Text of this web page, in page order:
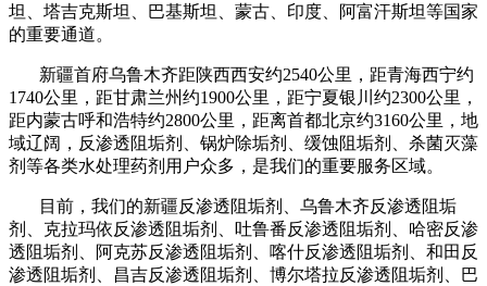
坦、塔吉克斯坦、巴基斯坦、蒙古、印度、阿富汗斯坦等国家
的重要通道。
新疆首府乌鲁木齐距陕西西安约2540公里，距青海西宁约
1740公里，距甘肃兰州约1900公里，距宁夏银川约2300公里，
距内蒙古呼和浩特约2800公里，距离首都北京约3160公里，地
域辽阔，反渗透阻垢剂、锅炉除垢剂、缓蚀阻垢剂、杀菌灭藻
剂等各类水处理药剂用户众多，是我们的重要服务区域。
目前，我们的新疆反渗透阻垢剂、乌鲁木齐反渗透阻垢
剂、克拉玛依反渗透阻垢剂、吐鲁番反渗透阻垢剂、哈密反渗
透阻垢剂、阿克苏反渗透阻垢剂、喀什反渗透阻垢剂、和田反
渗透阻垢剂、昌吉反渗透阻垢剂、博尔塔拉反渗透阻垢剂、巴